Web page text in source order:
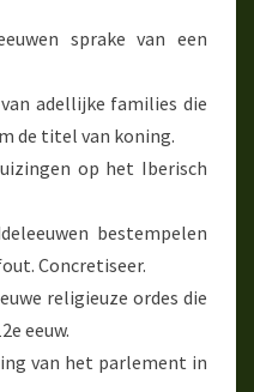
sprake van een
adellijke families die
de titel van koning.
op het Iberisch
bestempelen
Concretiseer.
religieuze ordes die
eeuw.
van het parlement in